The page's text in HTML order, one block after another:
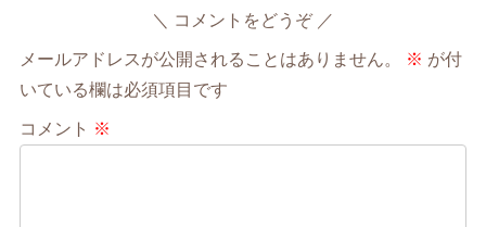
コメントをどうぞ
メールアドレスが公開されることはありません。 ※ が付
いている欄は必須項目です
コメント ※